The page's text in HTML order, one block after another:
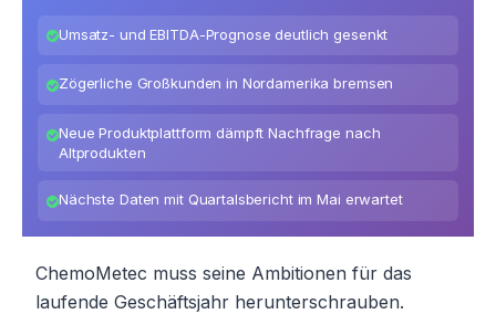
Umsatz- und EBITDA-Prognose deutlich gesenkt
Zögerliche Großkunden in Nordamerika bremsen
Neue Produktplattform dämpft Nachfrage nach
Altprodukten
Nächste Daten mit Quartalsbericht im Mai erwartet
ChemoMetec muss seine Ambitionen für das
laufende Geschäftsjahr herunterschrauben.